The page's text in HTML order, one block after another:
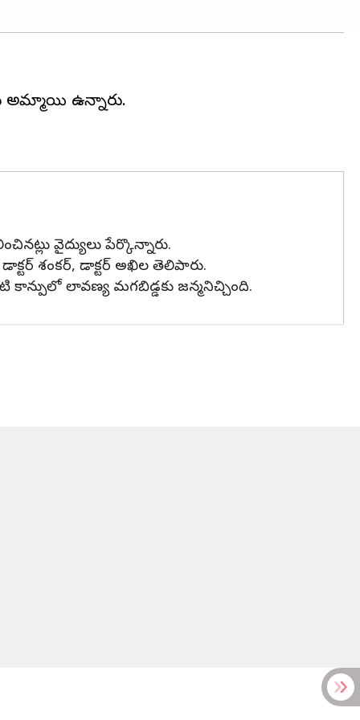
అమ్మాయి ఉన్నారు.
వైద్యులు పేర్కొన్నారు.
శంకర్, డాక్టర్ అఖిల తెలిపారు.
కాన్పులో లావణ్య మగబిడ్డకు జన్మనిచ్చింది.